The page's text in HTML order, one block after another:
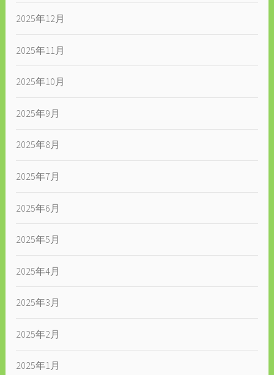
2025年12月
2025年11月
2025年10月
2025年9月
2025年8月
2025年7月
2025年6月
2025年5月
2025年4月
2025年3月
2025年2月
2025年1月